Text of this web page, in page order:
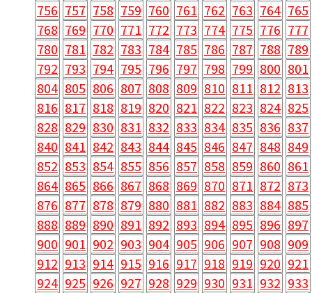
756 757 758 759 760 761 762 763 764 765
768 769 770 771 772 773 774 775 776 777
780 781 782 783 784 785 786 787 788 789
792 793 794 795 796 797 798 799 800 801
804 805 806 807 808 809 810 811 812 813
816 817 818 819 820 821 822 823 824 825
828 829 830 831 832 833 834 835 836 837
840 841 842 843 844 845 846 847 848 849
852 853 854 855 856 857 858 859 860 861
864 865 866 867 868 869 870 871 872 873
876 877 878 879 880 881 882 883 884 885
888 889 890 891 892 893 894 895 896 897
900 901 902 903 904 905 906 907 908 909
912 913 914 915 916 917 918 919 920 921
924 925 926 927 928 929 930 931 932 933